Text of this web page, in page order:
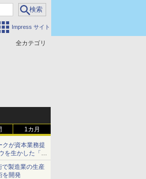
Impress サイト
全カテゴリ
1カ月
クが資本業務提
を生かした「AI
で製造業の生産
を開発